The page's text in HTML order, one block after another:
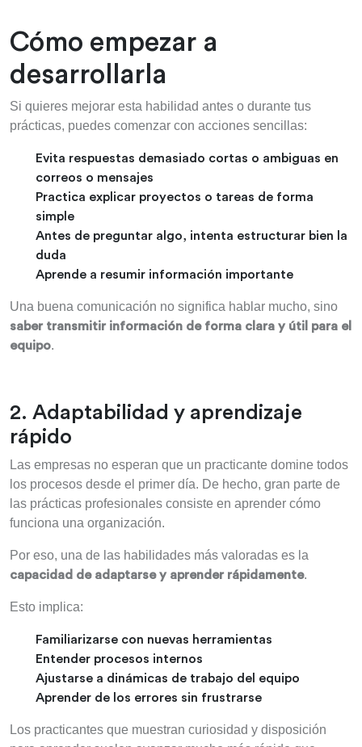
Cómo empezar a
desarrollarla
Si quieres mejorar esta habilidad antes o durante tus
prácticas, puedes comenzar con acciones sencillas:
Evita respuestas demasiado cortas o ambiguas en
correos o mensajes
Practica explicar proyectos o tareas de forma
simple
Antes de preguntar algo, intenta estructurar bien la
duda
Aprende a resumir información importante
Una buena comunicación no significa hablar mucho, sino
saber transmitir información de forma clara y útil para el
equipo.
2. Adaptabilidad y aprendizaje
rápido
Las empresas no esperan que un practicante domine todos
los procesos desde el primer día. De hecho, gran parte de
las prácticas profesionales consiste en aprender cómo
funciona una organización.
Por eso, una de las habilidades más valoradas es la
capacidad de adaptarse y aprender rápidamente.
Esto implica:
Familiarizarse con nuevas herramientas
Entender procesos internos
Ajustarse a dinámicas de trabajo del equipo
Aprender de los errores sin frustrarse
Los practicantes que muestran curiosidad y disposición